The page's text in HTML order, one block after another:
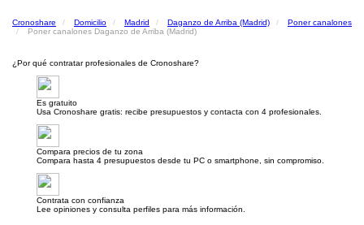
Cronoshare Domicilio Madrid Daganzo de Arriba (Madrid)
Poner canalones
Poner canalones Daganzo de Arriba (Madrid)
¿Por qué contratar profesionales de Cronoshare?
Es gratuito
Usa Cronoshare gratis: recibe presupuestos y contacta con 4 profesionales.
Compara precios de tu zona
Compara hasta 4 presupuestos desde tu PC o smartphone, sin compromiso.
Contrata con confianza
Lee opiniones y consulta perfiles para más información.